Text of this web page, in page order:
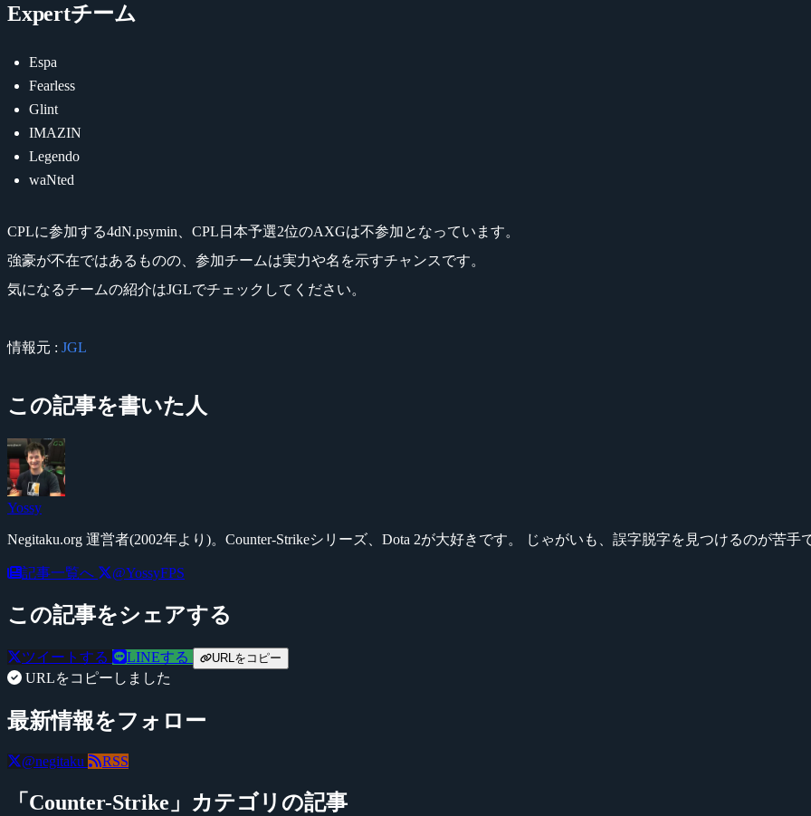
Expertチーム
Espa
Fearless
Glint
IMAZIN
Legendo
waNted
CPLに参加する4dN.psymin、CPL日本予選2位のAXGは不参加となっています。
強豪が不在ではあるものの、参加チームは実力や名を示すチャンスです。
気になるチームの紹介はJGLでチェックしてください。
情報元 : JGL
この記事を書いた人
Yossy
Negitaku.org 運営者(2002年より)。Counter-Strikeシリーズ、Dota 2が大好きです。 じゃがいも、誤字脱字を見つけるのが苦
記事一覧へ @YossyFPS
この記事をシェアする
ツイートする LINEする URLをコピー
URLをコピーしました
最新情報をフォロー
@negitaku RSS
「Counter-Strike」カテゴリの記事